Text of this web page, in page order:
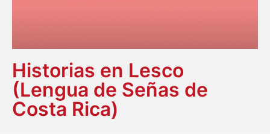
Historias en Lesco
(Lengua de Señas de
Costa Rica)